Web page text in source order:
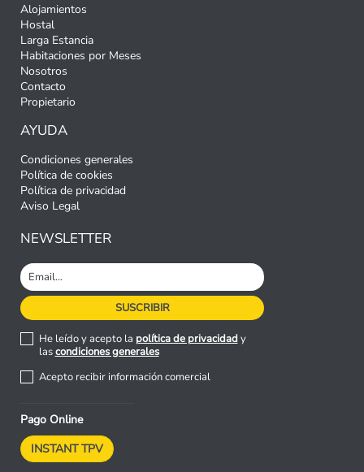
Alojamientos
Hostal
Larga Estancia
Habitaciones por Meses
Nosotros
Contacto
Propietario
AYUDA
Condiciones generales
Política de cookies
Política de privacidad
Aviso Legal
NEWSLETTER
He leído y acepto la política de privacidady
lascondiciones generales
Acepto recibir información comercial
Pago Online
INSTANT TPV